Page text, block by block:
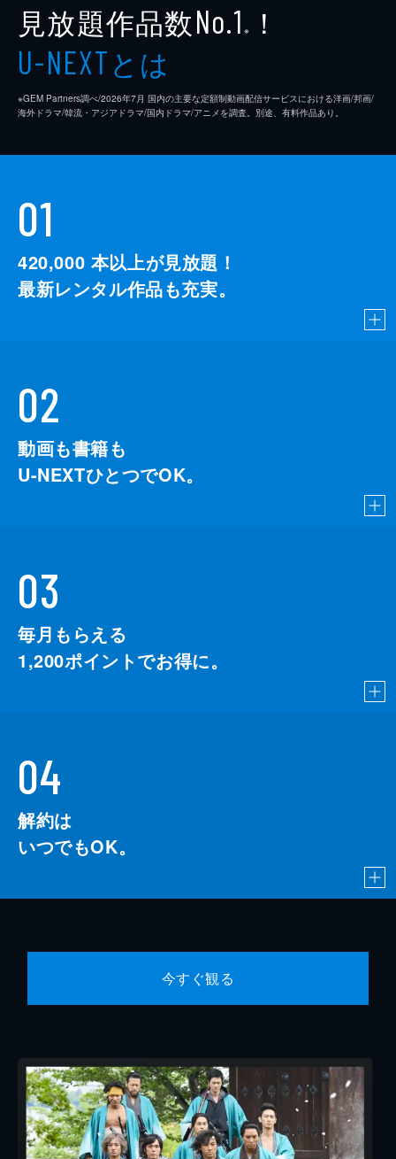
見放題作品数No.1 ※ ！
U-NEXTとは
※GEM Partners調べ/2026年7⽉ 国内の主要な定額制動画配信サービスにおける洋画/邦画/
海外ドラマ/韓流・アジアドラマ/国内ドラマ/アニメを調査。別途、有料作品あり。
01
420,000 本以上が見放題！
最新レンタル作品も充実。
02
動画も書籍も
U-NEXTひとつでOK。
03
毎月もらえる
1,200ポイントでお得に。
04
解約は
いつでもOK。
今すぐ観る